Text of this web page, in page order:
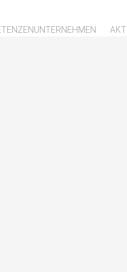
UNTERNEHMEN